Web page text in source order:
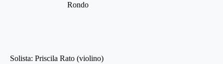
Rondo
Solista: Priscila Rato (violino)